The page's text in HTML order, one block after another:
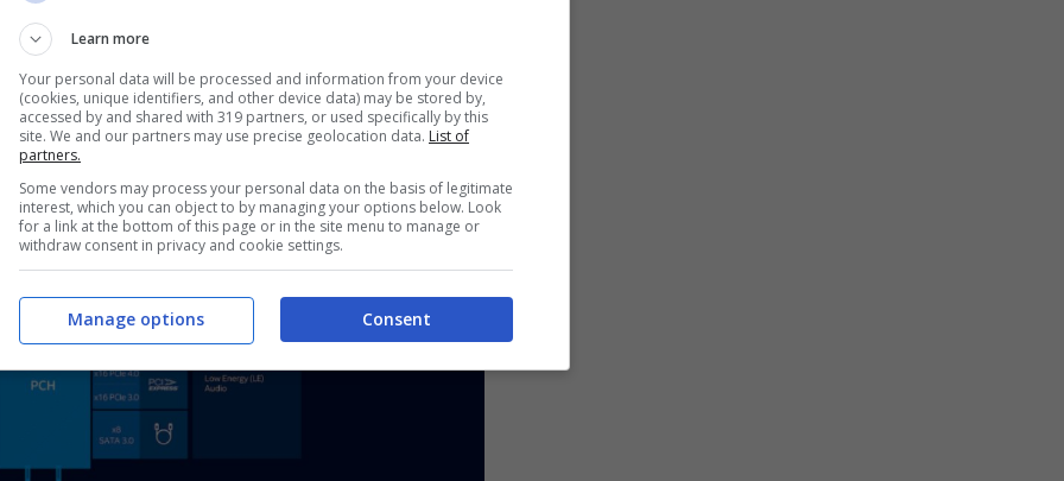
Learn more
Your personal data will be processed and information from your device
(cookies, unique identifiers, and other device data) may be stored by,
accessed by and shared with 319 partners, or used specifically by this
site. We and our partners may use precise geolocation data. List of
partners.
Some vendors may process your personal data on the basis of legitimate
interest, which you can object to by managing your options below. Look
for a link at the bottom of this page or in the site menu to manage or
withdraw consent in privacy and cookie settings.
Consent
Manage options